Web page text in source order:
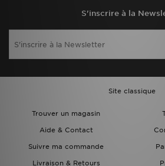
S'inscrire à la
Site classique
Trouver un magasin
Aide & Contact
Suivre ma commande
Livraison & Retours